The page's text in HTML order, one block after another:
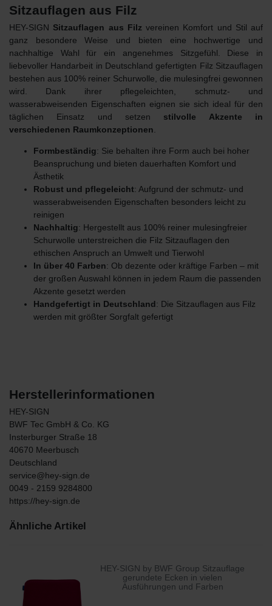
Sitzauflagen aus Filz
HEY-SIGN Sitzauflagen aus Filz vereinen Komfort und Stil auf
ganz besondere Weise und bieten eine hochwertige und
nachhaltige Wahl für ein angenehmes Sitzgefühl. Diese in
liebevoller Handarbeit in Deutschland gefertigten Filz Sitzauflagen
bestehen aus 100% reiner Schurwolle, die mulesingfrei gewonnen
wird. Dank ihrer pflegeleichten, schmutz- und
wasserabweisenden Eigenschaften eignen sie sich ideal für den
täglichen Einsatz und setzen stilvolle Akzente in
verschiedenen Raumkonzeptionen
Formbeständig: Sie behalten ihre Form auch bei hoher
Beanspruchung und bieten dauerhaften Komfort und
Ästhetik
Robust und pflegeleicht: Aufgrund der schmutz- und
wasserabweisenden Eigenschaften besonders leicht zu
reinigen
Nachhaltig: Hergestellt aus 100% reiner mulesingfreier
Schurwolle unterstreichen die Filz Sitzauflagen den
ethischen Anspruch an Umwelt und Tierwohl
In über 40 Farben: Ob dezente oder kräftige Farben – mit
der großen Auswahl können in jedem Raum die passenden
Akzente gesetzt werden
Handgefertigt in Deutschland: Die Sitzauflagen aus Filz
werden mit größter Sorgfalt gefertigt
Herstellerinformationen
HEY-SIGN
BWF Tec GmbH & Co. KG
Insterburger Straße 18
40670 Meerbusch
Deutschland
service@hey-sign.de
0049 - 2159 9284800
https://hey-sign.de
Ähnliche Artikel
HEY-SIGN by BWF Group Sitzauflage
gerundete Ecken in vielen
Ausführungen und Farben